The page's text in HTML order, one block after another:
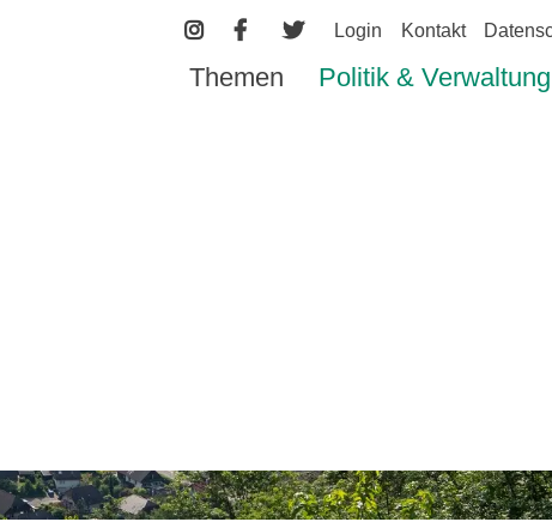
Kontakt
Login
Themen Politik & Verwaltung